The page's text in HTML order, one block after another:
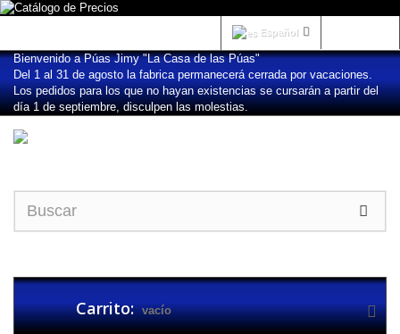
Español
Bienvenido a Púas Jimy "La Casa de las Púas"
Del 1 al 31 de agosto la fabrica permanecerá cerrada por vacaciones.
Los pedidos para los que no hayan existencias se cursarán a partir del
día 1 de septiembre, disculpen las molestias.
Carrito: vacío